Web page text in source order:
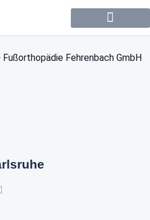
Fußorthopädie Fehrenbach GmbH